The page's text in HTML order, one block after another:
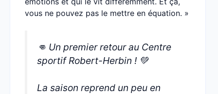
vous ne pouvez pas le mettre en équation. »
👊 Un premier retour au Centre
sportif Robert-Herbin ! 💚
La saison reprend un peu en